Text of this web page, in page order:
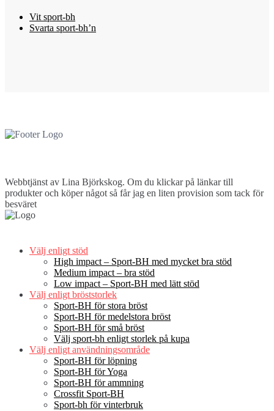
Vit sport-bh
Svarta sport-bh’n
Webbtjänst av Lina Björkskog. Om du klickar på länkar till
produkter och köper något så får jag en liten provision som tack för
besväret
Välj enligt stöd
High impact – Sport-BH med mycket bra stöd
Medium impact – bra stöd
Low impact – Sport-BH med lätt stöd
Välj enligt bröststorlek
Sport-BH för stora bröst
Sport-BH för medelstora bröst
Sport-BH för små bröst
Välj sport-bh enligt storlek på kupa
Välj enligt användningsområde
Sport-BH för löpning
Sport-BH för Yoga
Sport-BH för ammning
Crossfit Sport-BH
Sport-bh för vinterbruk